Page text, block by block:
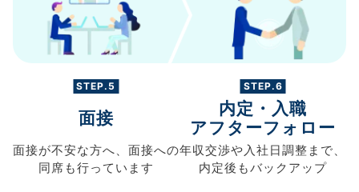
STEP.5
面接
面接が不安な方へ、 面接への
同席も行っています
STEP.6
内定・入職
アフターフォロー
年収交渉や入社日調整まで、
内定後もバックアップ